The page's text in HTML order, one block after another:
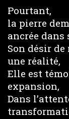
Pourtant,
la pierre
ancrée dans
Son désir
une réalité,
Elle est
expansion,
Dans